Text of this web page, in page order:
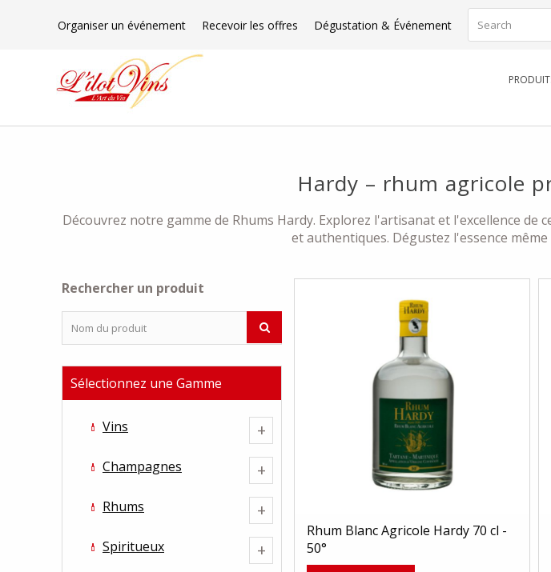
Organiser un événement Recevoir les offres Dégustation & Événement
Hardy – rhum agricole
Découvrez notre gamme de Rhums Hardy. Explorez l'artisanat et l'excellence
et authentiques. Dégustez l'essence
Rechercher un produit
Sélectionnez une Gamme
Vins +
Champagnes +
Rhums +
Spiritueux +
Rhum Blanc Agricole Hardy 70 cl -
50°